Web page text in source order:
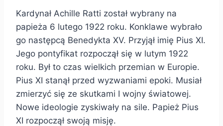
Kardynał Achille Ratti został wybrany na
papieża 6 lutego 1922 roku. Konklawe wybrało
go następcą Benedykta XV. Przyjął imię Pius XI.
Jego pontyfikat rozpoczął się w lutym 1922
roku. Był to czas wielkich przemian w Europie.
Pius XI stanął przed wyzwaniami epoki. Musiał
zmierzyć się ze skutkami I wojny światowej.
Nowe ideologie zyskiwały na sile. Papież Pius
XI rozpoczął swoją misję.